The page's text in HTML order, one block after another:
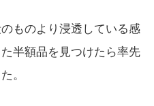
ものより浸透している感
半額品を見つけたら率先
。